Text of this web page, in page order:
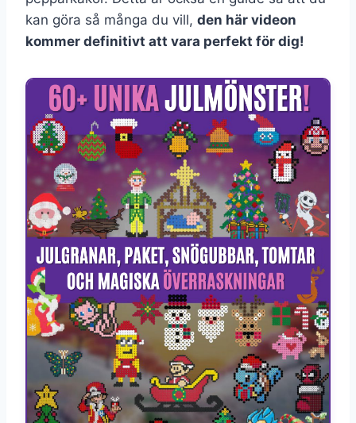
kan göra så många du vill, den här videon
kommer definitivt att vara perfekt för dig!